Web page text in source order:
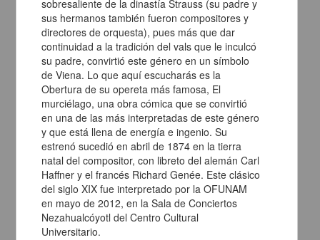
Carta de Francisco Martínez Baca a Francisco I. Madero
felicitándolo por el triunfo de la causa
Martínez Baca, Francisco
[sin fecha]
Multidisciplina
sobresaliente de la dinastía Strauss (su padre y
sus hermanos también fueron compositores y
directores de orquesta), pues más que dar
continuidad a la tradición del vals que le inculcó
su padre, convirtió este género en un símbolo
de Viena. Lo que aquí escucharás es la
Obertura de su opereta más famosa, El
murciélago, una obra cómica que se convirtió
en una de las más interpretadas de este género
y que está llena de energía e ingenio. Su
estrenó sucedió en abril de 1874 en la tierra
natal del compositor, con libreto del alemán Carl
Haffner y el francés Richard Genée. Este clásico
del siglo XIX fue interpretado por la OFUNAM
en mayo de 2012, en la Sala de Conciertos
Nezahualcóyotl del Centro Cultural
Universitario.